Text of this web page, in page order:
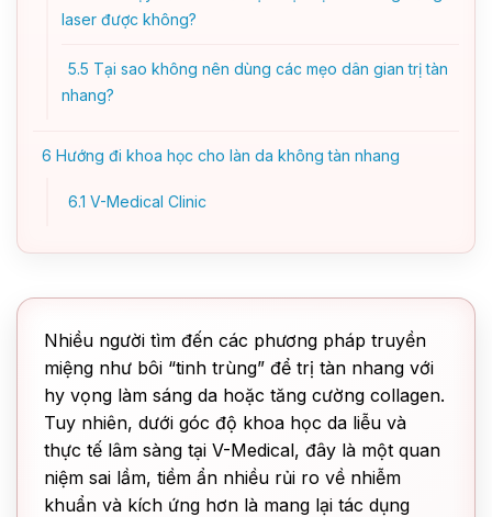
laser được không?
5.5 Tại sao không nên dùng các mẹo dân gian trị tàn
nhang?
6 Hướng đi khoa học cho làn da không tàn nhang
6.1 V-Medical Clinic
Nhiều người tìm đến các phương pháp truyền
miệng như bôi “tinh trùng” để trị tàn nhang với
hy vọng làm sáng da hoặc tăng cường collagen.
Tuy nhiên, dưới góc độ khoa học da liễu và
thực tế lâm sàng tại V-Medical, đây là một quan
niệm sai lầm, tiềm ẩn nhiều rủi ro về nhiễm
khuẩn và kích ứng hơn là mang lại tác dụng